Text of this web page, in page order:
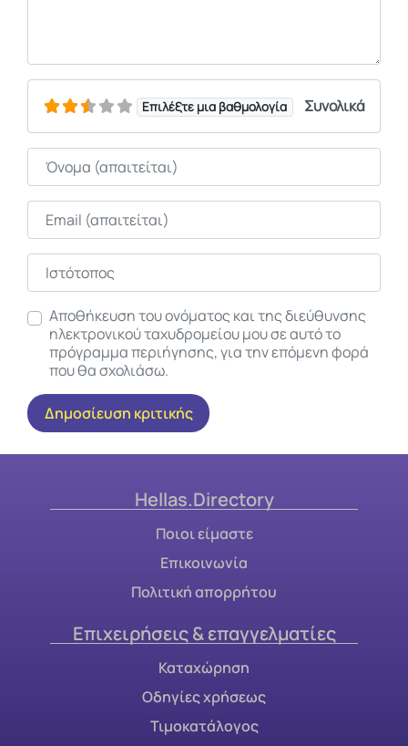
Επιλέξτε μια βαθμολογία Συνολικά
Όνομα
Email
Ιστότοπος
Αποθήκευση του ονόματος και της διεύθυνσης
ηλεκτρονικού ταχυδρομείου μου σε αυτό το
πρόγραμμα περιήγησης, για την επόμενη φορά
που θα σχολιάσω.
Hellas.Directory
Ποιοι είμαστε
Επικοινωνία
Πολιτική απορρήτου
Επιχειρήσεις & επαγγελματίες
Καταχώρηση
Οδηγίες χρήσεως
Τιμοκατάλογος